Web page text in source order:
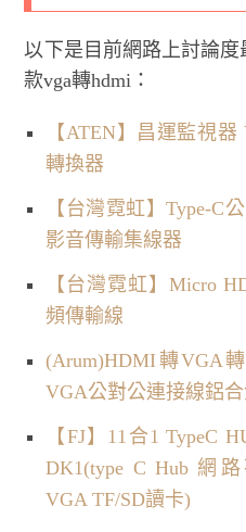
以下是目前網路上討論
款vga轉hdmi：
【ATEN】昌運監視
轉換器
【台灣霓虹】Type-C
影音傳輸集線器
【台灣霓虹】Micro
頻傳輸線
(Arum)HDMI轉VGA
VGA公對公連接線鋁
【FJ】11合1 TypeC
DK1(type C Hub 網
VGA TF/SD讀卡)